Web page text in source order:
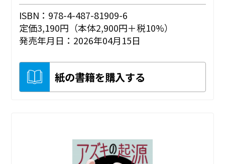
ISBN：978-4-487-81909-6
定価3,190円（本体2,900円＋税10%）
発売年月日：2026年04月15日
紙の書籍を購入する